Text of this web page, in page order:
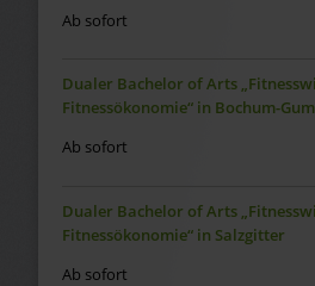
Ab sofort
Dualer Bachelor of Arts
Fitnessökonomie“ in Bochum-
Ab sofort
Dualer Bachelor of Arts
Fitnessökonomie“ in Salzgitter
Ab sofort